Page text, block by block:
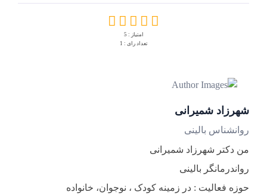
امتیاز : 5
تعداد رای : 1
شهرزاد شمیرانی
روانشناس بالینی
من دکتر شهرزاد شمیرانی
رواندرمانگر بالینی
حوزه فعالیت : در زمینه کودک ، نوجوان، خانواده